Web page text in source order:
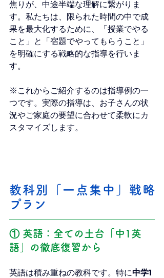
焦りが、中途半端な理解に繋がりま
す。私たちは、限られた時間の中で成
果を最大化するために、「授業でやる
こと」と「宿題でやってもらうこと」
を明確にする戦略的な指導を行いま
す。
※これからご紹介するのは指導例の一
つです。実際の指導は、お子さんの状
況やご家庭の要望に合わせて柔軟にカ
スタマイズします。
教科別「一点集中」戦略
プラン
① 英語：全ての土台「中1英
語」の徹底復習から
英語は積み重ねの教科です。特に中学1